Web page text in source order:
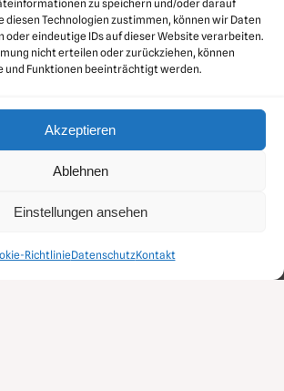
zu speichern und/oder darauf
diesen Technologien zustimmen, können wir Daten
oder eindeutige IDs auf dieser Website verarbeiten.
nicht erteilen oder zurückziehen, können
und Funktionen beeinträchtigt werden.
Akzeptieren
Ablehnen
Einstellungen ansehen
RichtlinieDatenschutzKontakt
54270 • E-Mail: info@mdd-druckluft.de